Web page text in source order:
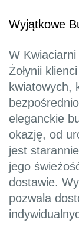
Wyjątkowe
W
Żołynii
kwiatowych,
eleganckie
okazję, od
jest
jego
dostawie.
pozwala